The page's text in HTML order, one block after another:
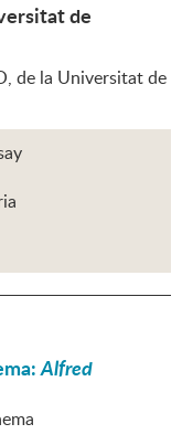
de
de la Universitat de
Alfred